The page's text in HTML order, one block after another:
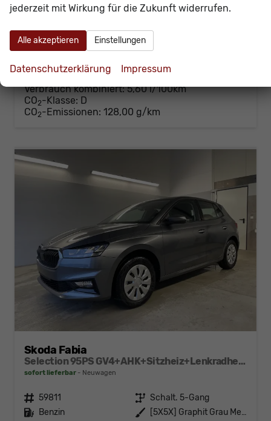
Fahrzeugnr. 59810 Getriebe Schalt. 5-Gang
Leistung 70 kW (95 PS) Kilometerstand
21.430,– €
incl. 19% MwSt.
Verbrauch kombiniert:5,60 l/100km
CO2-Klasse: D
CO2-Emissionen: 128,00 g/km
Skoda Fabia
Selection 95PS GV4+AHK+Sitzheiz+Lenkradheiz+Climatronic+Tempomat+PDC
sofort lieferbar Neuwagen
Fahrzeugnr. 59811 Getriebe Schalt. 5-Gang
Kraftstoff Benzin Außenfarbe
[5X5X] Graphit Grau Metallic
jederzeit mit Wirkung für die Zukunft widerrufen.
Alle akzeptieren Einstellungen
Datenschutzerklärung Impressum